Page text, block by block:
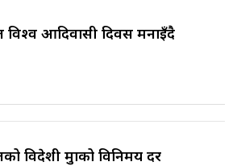
आदिवासी दिवस मनाइँदै
विदेशी मुद्राको विनिमय दर